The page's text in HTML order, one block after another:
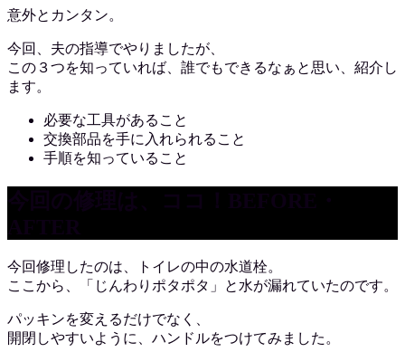
意外とカンタン。
今回、夫の指導でやりましたが、
この３つを知っていれば、誰でもできるなぁと思い、紹介し
ます。
必要な工具があること
交換部品を手に入れられること
手順を知っていること
今回修理したのは、トイレの中の水道栓。
ここから、「じんわりポタポタ」と水が漏れていたのです。
パッキンを変えるだけでなく、
開閉しやすいように、ハンドルをつけてみました。